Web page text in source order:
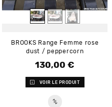
BROOKS Range Femme rose
dust / peppercorn
Prix
130,00 €
VOIR LE PRODUIT